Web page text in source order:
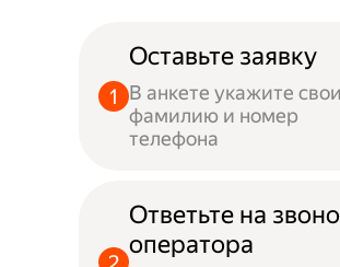
Оставьте заявку
В анкете укажите
фамилию и номер
телефона
Ответьте на
оператора